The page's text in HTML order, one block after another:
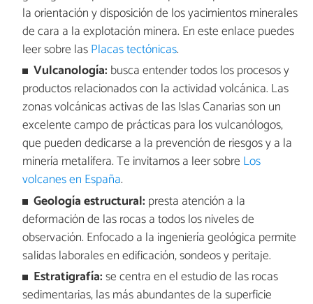
la orientación y disposición de los yacimientos minerales
de cara a la explotación minera. En este enlace puedes
leer sobre lasPlacas tectónicas.
Vulcanología: busca entender todos los procesos y
productos relacionados con la actividad volcánica. Las
zonas volcánicas activas de las Islas Canarias son un
excelente campo de prácticas para los vulcanólogos,
que pueden dedicarse a la prevención de riesgos y a la
minería metalífera. Te invitamos a leer sobre Los
volcanes en España.
Geología estructural: presta atención a la
deformación de las rocas a todos los niveles de
observación. Enfocado a la ingeniería geológica permite
salidas laborales en edificación, sondeos y peritaje.
Estratigrafía:se centra en el estudio de las rocas
sedimentarias, las más abundantes de la superficie